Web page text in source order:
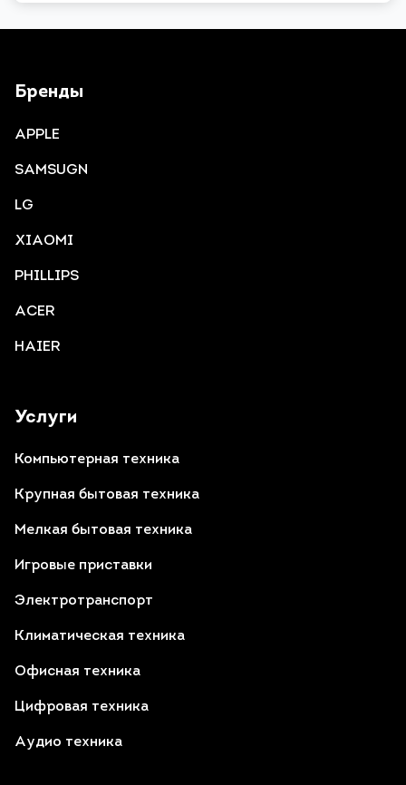
Услуги
Компьютерная техника
Крупная бытовая техника
Мелкая бытовая техника
Игровые приставки
Электротранспорт
Климатическая техника
Офисная техника
Цифровая техника
Аудио техника
Бренды
APPLE
SAMSUGN
LG
XIAOMI
PHILLIPS
ACER
HAIER